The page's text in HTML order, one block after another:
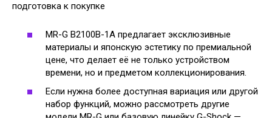
подготовка к покупке
MR-G B2100B-1A предлагает эксклюзивные
материалы и японскую эстетику по премиальной
цене, что делает её не только устройством
времени, но и предметом коллекционирования.
Если нужна более доступная вариация или другой
набор функций, можно рассмотреть другие